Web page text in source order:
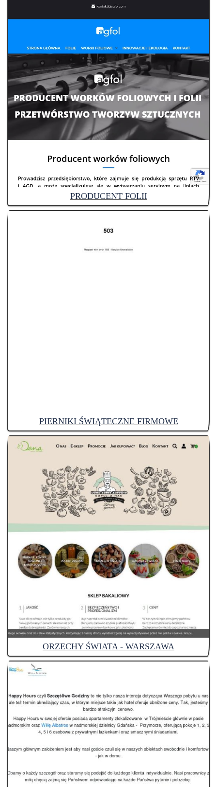
PRODUCENT FOLII
PIERNIKI ŚWIĄTECZNE FIRMOWE
ORZECHY ŚWIATA - WARSZAWA